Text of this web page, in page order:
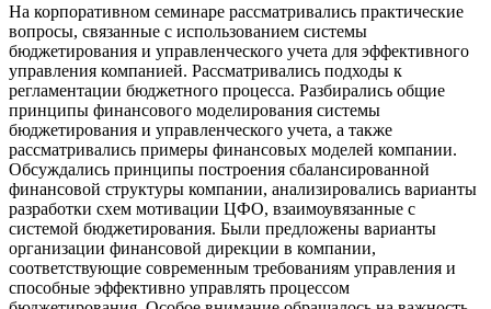
На корпоративном семинаре рассматривались практические
вопросы, связанные с использованием системы
бюджетирования и управленческого учета для эффективного
управления компанией. Рассматривались подходы к
регламентации бюджетного процесса. Разбирались общие
принципы финансового моделирования системы
бюджетирования и управленческого учета, а также
рассматривались примеры финансовых моделей компании.
Обсуждались принципы построения сбалансированной
финансовой структуры компании, анализировались варианты
разработки схем мотивации ЦФО, взаимоувязанные с
системой бюджетирования. Были предложены варианты
организации финансовой дирекции в компании,
соответствующие современным требованиям управления и
способные эффективно управлять процессом